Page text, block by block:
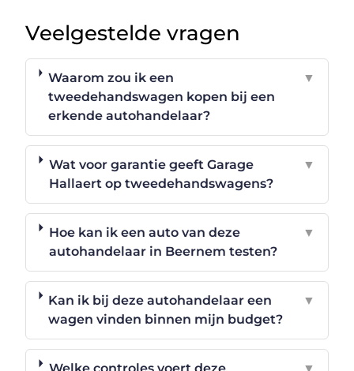
Veelgestelde vragen
Waarom zou ik een
tweedehandswagen kopen bij een
erkende autohandelaar?
▼
Wat voor garantie geeft Garage
Hallaert op tweedehandswagens?
▼
Hoe kan ik een auto van deze
autohandelaar in Beernem testen?
▼
Kan ik bij deze autohandelaar een
wagen vinden binnen mijn budget?
▼